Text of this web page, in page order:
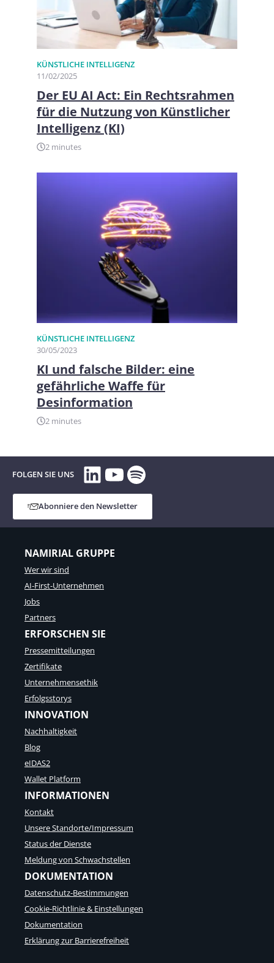
KÜNSTLICHE INTELLIGENZ
11/02/2025
Der EU AI Act: Ein Rechtsrahmen
für die Nutzung von Künstlicher
Intelligenz (KI)
2 minutes
KÜNSTLICHE INTELLIGENZ
30/05/2023
KI und falsche Bilder: eine
gefährliche Waffe für
Desinformation
2 minutes
FOLGEN SIE UNS LinkedIn
YouTube
Spotify
Abonniere den Newsletter
NAMIRIAL GRUPPE
Wer wir sind
AI-First-Unternehmen
Jobs
Partners
ERFORSCHEN SIE
Pressemitteilungen
Zertifikate
Unternehmensethik
Erfolgsstorys
INNOVATION
Nachhaltigkeit
Blog
eIDAS2
Wallet Platform
INFORMATIONEN
Kontakt
Unsere Standorte/Impressum
Status der Dienste
Meldung von Schwachstellen
DOKUMENTATION
Datenschutz-Bestimmungen
Cookie-Richtlinie & Einstellungen
Dokumentation
Erklärung zur Barrierefreiheit